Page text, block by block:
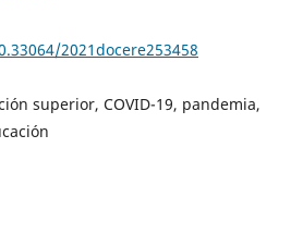
2021docere253458
superior, COVID-19, pandemia,